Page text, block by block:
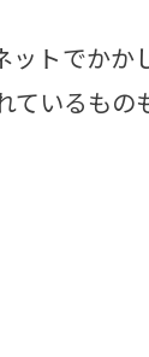
トでかか
ているもの